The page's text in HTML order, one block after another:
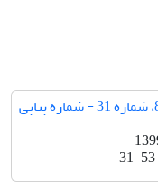
دوره 8، شماره 31 - شماره پیاپی
31-53